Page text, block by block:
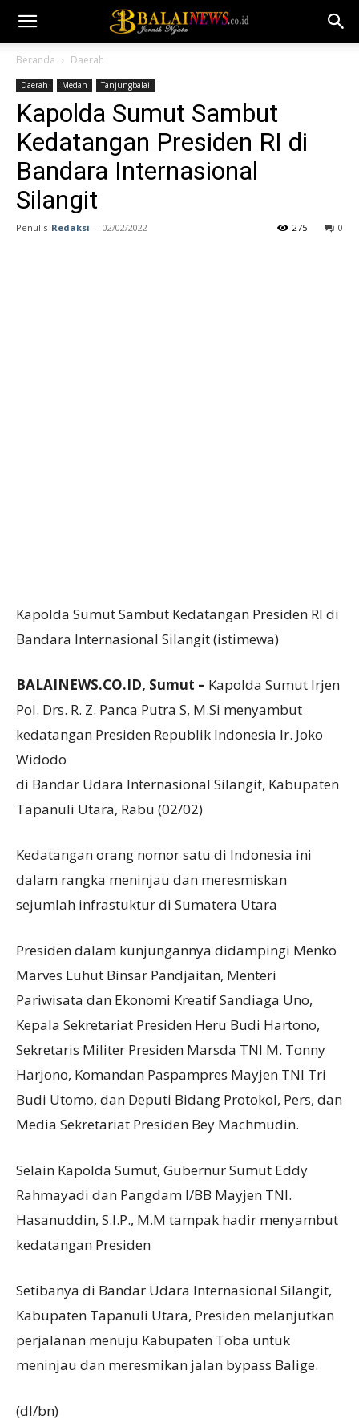
Beranda Daerah
Daerah Medan Tanjungbalai
Kapolda Sumut Sambut
Kedatangan Presiden RI di
Bandara Internasional
Silangit
Penulis Redaksi - 02/02/2022 0
275
Kapolda Sumut Sambut Kedatangan Presiden RI di
Bandara Internasional Silangit (istimewa)
BALAINEWS.CO.ID, Sumut – Kapolda Sumut Irjen
Pol. Drs. R. Z. Panca Putra S, M.Si menyambut
kedatangan Presiden Republik Indonesia Ir. Joko
Widodo
di Bandar Udara Internasional Silangit, Kabupaten
Tapanuli Utara, Rabu (02/02)
Kedatangan orang nomor satu di Indonesia ini
dalam rangka meninjau dan meresmiskan
sejumlah infrastuktur di Sumatera Utara
Presiden dalam kunjungannya didampingi Menko
Marves Luhut Binsar Pandjaitan, Menteri
Pariwisata dan Ekonomi Kreatif Sandiaga Uno,
Kepala Sekretariat Presiden Heru Budi Hartono,
Sekretaris Militer Presiden Marsda TNI M. Tonny
Harjono, Komandan Paspampres Mayjen TNI Tri
Budi Utomo, dan Deputi Bidang Protokol, Pers, dan
Media Sekretariat Presiden Bey Machmudin.
Selain Kapolda Sumut, Gubernur Sumut Eddy
Rahmayadi dan Pangdam I/BB Mayjen TNI.
Hasanuddin, S.I.P., M.M tampak hadir menyambut
kedatangan Presiden
Setibanya di Bandar Udara Internasional Silangit,
Kabupaten Tapanuli Utara, Presiden melanjutkan
perjalanan menuju Kabupaten Toba untuk
meninjau dan meresmikan jalan bypass Balige.
(dl/bn)